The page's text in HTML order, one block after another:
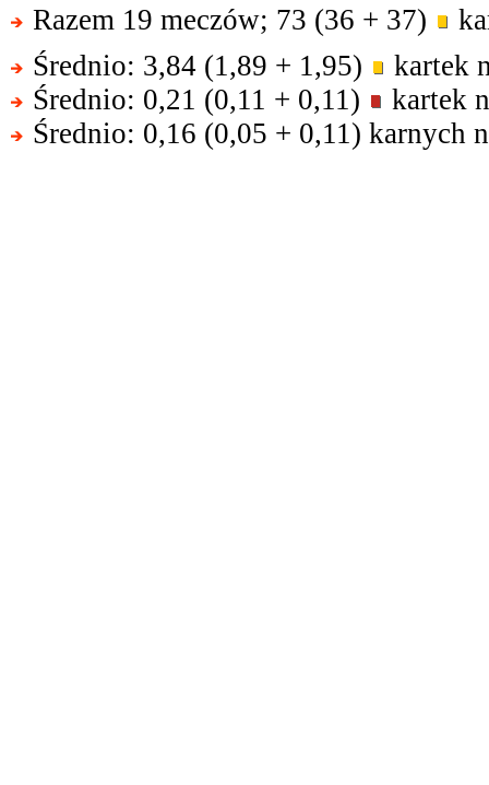
Razem 19 meczów; 73 (36 + 37)
Średnio: 3,84 (1,89 + 1,95)
kartek
Średnio: 0,21 (0,11 + 0,11)
kartek
Średnio: 0,16 (0,05 + 0,11) karnych